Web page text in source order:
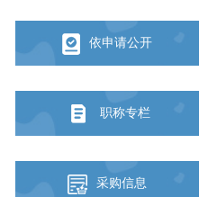
依申请公开
职称专栏
采购信息